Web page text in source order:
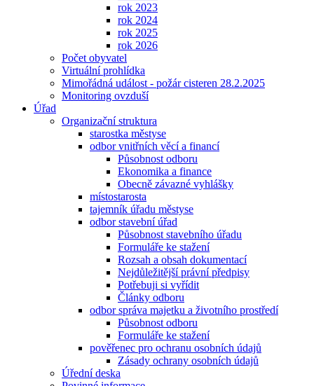
rok 2023
rok 2024
rok 2025
rok 2026
Počet obyvatel
Virtuální prohlídka
Mimořádná událost - požár cisteren 28.2.2025
Monitoring ovzduší
Úřad
Organizační struktura
starostka městyse
odbor vnitřních věcí a financí
Působnost odboru
Ekonomika a finance
Obecně závazné vyhlášky
místostarosta
tajemník úřadu městyse
odbor stavební úřad
Působnost stavebního úřadu
Formuláře ke stažení
Rozsah a obsah dokumentací
Nejdůležitější právní předpisy
Potřebuji si vyřídit
Články odboru
odbor správa majetku a životního prostředí
Působnost odboru
Formuláře ke stažení
pověřenec pro ochranu osobních údajů
Zásady ochrany osobních údajů
Úřední deska